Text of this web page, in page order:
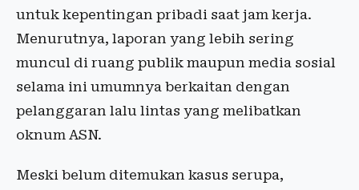
untuk kepentingan pribadi saat jam kerja.
Menurutnya, laporan yang lebih sering
muncul di ruang publik maupun media sosial
selama ini umumnya berkaitan dengan
pelanggaran lalu lintas yang melibatkan
oknum ASN.
Meski belum ditemukan kasus serupa,